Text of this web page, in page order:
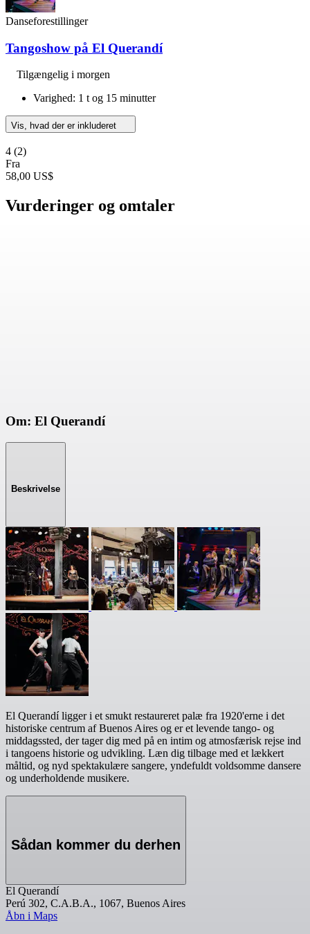
Danseforestillinger
Tangoshow på El Querandí
Tilgængelig i morgen
Varighed: 1 t og 15 minutter
Vis, hvad der er inkluderet
4 (2)
Fra
58,00 US$
Vurderinger og omtaler
Om: El Querandí
Beskrivelse
El Querandí ligger i et smukt restaureret palæ fra 1920'erne i det
historiske centrum af Buenos Aires og er et levende tango- og
middagssted, der tager dig med på en intim og atmosfærisk rejse ind
i tangoens historie og udvikling. Læn dig tilbage med et lækkert
måltid, og nyd spektakulære sangere, yndefuldt voldsomme dansere
og underholdende musikere.
Sådan kommer du derhen
El Querandí
Perú 302, C.A.B.A., 1067, Buenos Aires
Åbn i Maps